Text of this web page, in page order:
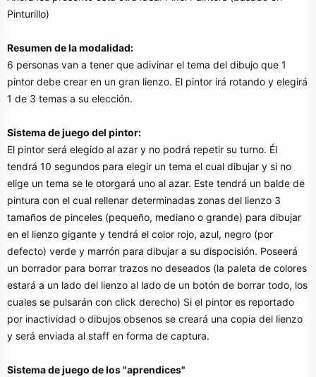
Pinturillo)
Resumen de la modalidad:
6 personas van a tener que adivinar el tema del dibujo que 1
pintor debe crear en un gran lienzo. El pintor irá rotando y elegirá
1 de 3 temas a su elección.
Sistema de juego del pintor:
El pintor será elegido al azar y no podrá repetir su turno. Él
tendrá 10 segundos para elegir un tema el cual dibujar y si no
elige un tema se le otorgará uno al azar. Este tendrá un balde de
pintura con el cual rellenar determinadas zonas del lienzo 3
tamaños de pinceles (pequeño, mediano o grande) para dibujar
en el lienzo gigante y tendrá el color rojo, azul, negro (por
defecto) verde y marrón para dibujar a su dispocisión. Poseerá
un borrador para borrar trazos no deseados (la paleta de colores
estará a un lado del lienzo al lado de un botón de borrar todo, los
cuales se pulsarán con click derecho) Si el pintor es reportado
por inactividad o dibujos obsenos se creará una copia del lienzo
y será enviada al staff en forma de captura.
Sistema de juego de los "aprendices"